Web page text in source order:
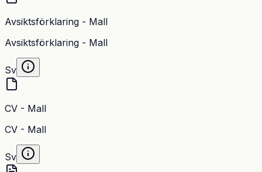
Avsiktsförklaring - Mall
Avsiktsförklaring - Mall
Sv
CV - Mall
CV - Mall
Sv